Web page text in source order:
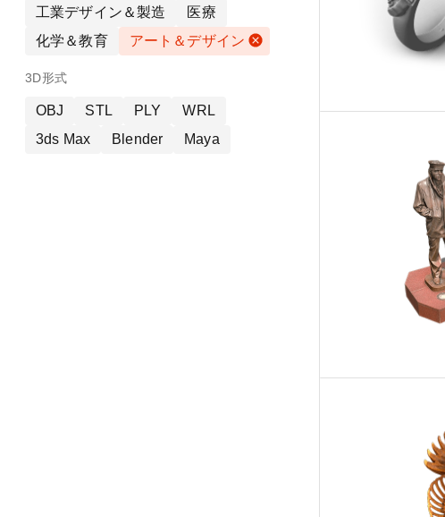
工業デザイン＆製造
医療
化学＆教育
アート＆デザイン
3D形式
OBJ STL PLY
WRL
3ds Max
Blender Maya